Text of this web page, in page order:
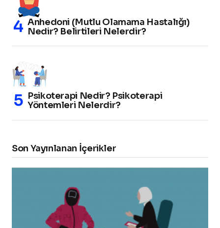
Anhedoni (Mutlu Olamama Hastalığı)
Nedir? Belirtileri Nelerdir?
Psikoterapi Nedir? Psikoterapi
Yöntemleri Nelerdir?
Son Yayınlanan İçerikler